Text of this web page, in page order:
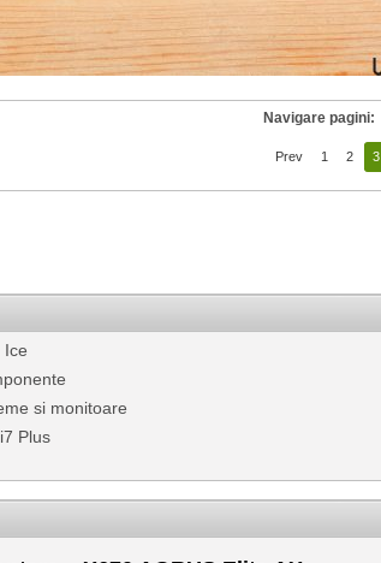
Navigare pagini:
Prev 1 2 3
Ice
si monitoare
Plus